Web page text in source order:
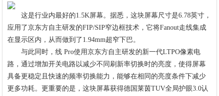
这是行业内最好的1.5K屏幕。据悉，这块屏幕尺寸是6.78英寸，
应用了京东方自主研发的FIP/SIP窄边框技术，它将Fanout走线集成
在显示区内，从而做到了1.94mm超窄下巴。
与此同时，线 Pro使用京东方自主研发的新一代LTPO像素电
路，通过增加开关电路以减少不同刷新率切换时的亮度，使得屏幕
具备更稳定且快速的频率切换能力，能够在相同的亮度条件下减少
更多功耗。更重要的是，这块屏幕获得德国莱茵TUV全局护眼3.0认